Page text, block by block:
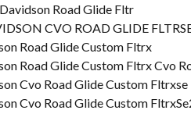
Road Glide Fltr
CVO ROAD GLIDE
Road Glide Custom Fltrx
Road Glide Custom Fltrx Cvo
Cvo Road Glide Custom
Cvo Road Glide Custom